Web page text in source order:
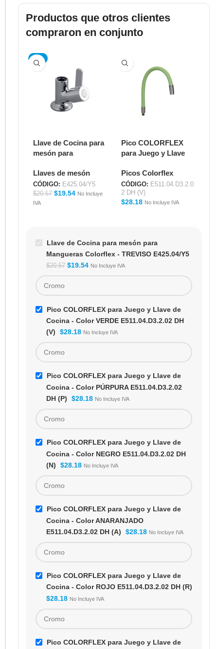
Productos que otros clientes
compraron en conjunto
-5%
Llave de Cocina para
mesón para
– TREVISO
E425.04/Y5
Llaves de mesón
CÓDIGO: E425.04/Y5
$20.57 $19.54 No Incluye
IVA
Pico COLORFLEX
para Juego y Llave
VERDE
E511.04.D3.2.02 DH
(V)
Picos Colorflex
CÓDIGO: E511.04.D3.2.0
2 DH (V)
$28.18 No Incluye IVA
Llave de Cocina para mesón para
Mangueras Colorflex - TREVISO E425.04/Y5
$20.57 $19.54 No Incluye IVA
Pico COLORFLEX para Juego y Llave de
Cocina - Color VERDE E511.04.D3.2.02 DH
(V)
$28.18 No Incluye IVA
Pico COLORFLEX para Juego y Llave de
Cocina - Color PÚRPURA E511.04.D3.2.02
DH (P)
$28.18 No Incluye IVA
Pico COLORFLEX para Juego y Llave de
Cocina - Color NEGRO E511.04.D3.2.02 DH
(N)
$28.18 No Incluye IVA
Pico COLORFLEX para Juego y Llave de
Cocina - Color ANARANJADO
E511.04.D3.2.02 DH (A)
$28.18 No Incluye IVA
Pico COLORFLEX para Juego y Llave de
Cocina - Color ROJO E511.04.D3.2.02 DH (R)
$28.18 No Incluye IVA
Pico COLORFLEX para Juego y Llave de